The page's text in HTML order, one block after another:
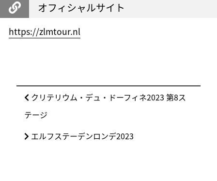
オフィシャルサイト
https://zlmtour.nl
前
稿:
クリテリウム・デュ・ドーフィネ2023 第8ス
テージ
次
エルフステーデンロンデ2023